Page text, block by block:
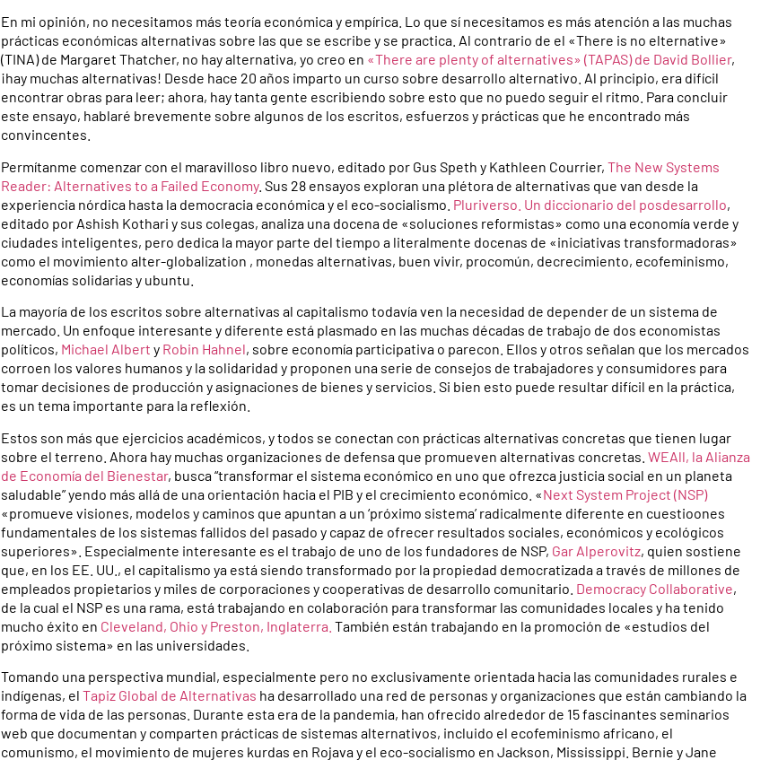
En mi opinión, no necesitamos más teoría económica y empírica. Lo que sí necesitamos es más atención a las muchas
prácticas económicas alternativas sobre las que se escribe y se practica. Al contrario de el «There is no elternative»
(TINA) de Margaret Thatcher, no hay alternativa, yo creo en «There are plenty of alternatives» (TAPAS) de David Bollier,
¡hay muchas alternativas! Desde hace 20 años imparto un curso sobre desarrollo alternativo. Al principio, era difícil
encontrar obras para leer; ahora, hay tanta gente escribiendo sobre esto que no puedo seguir el ritmo. Para concluir
este ensayo, hablaré brevemente sobre algunos de los escritos, esfuerzos y prácticas que he encontrado más
convincentes.
Permítanme comenzar con el maravilloso libro nuevo, editado por Gus Speth y Kathleen Courrier, The New Systems
Reader: Alternatives to a Failed Economy. Sus 28 ensayos exploran una plétora de alternativas que van desde la
experiencia nórdica hasta la democracia económica y el eco-socialismo. Pluriverso. Un diccionario del posdesarrollo,
editado por Ashish Kothari y sus colegas, analiza una docena de «soluciones reformistas» como una economía verde y
ciudades inteligentes, pero dedica la mayor parte del tiempo a literalmente docenas de «iniciativas transformadoras»
como el movimiento alter-globalization , monedas alternativas, buen vivir, procomún, decrecimiento, ecofeminismo,
economías solidarias y ubuntu.
La mayoría de los escritos sobre alternativas al capitalismo todavía ven la necesidad de depender de un sistema de
mercado. Un enfoque interesante y diferente está plasmado en las muchas décadas de trabajo de dos economistas
políticos, Michael Albert y Robin Hahnel, sobre economía participativa o parecon. Ellos y otros señalan que los mercados
corroen los valores humanos y la solidaridad y proponen una serie de consejos de trabajadores y consumidores para
tomar decisiones de producción y asignaciones de bienes y servicios. Si bien esto puede resultar difícil en la práctica,
es un tema importante para la reflexión.
Estos son más que ejercicios académicos, y todos se conectan con prácticas alternativas concretas que tienen lugar
sobre el terreno. Ahora hay muchas organizaciones de defensa que promueven alternativas concretas. WEAll, la Alianza
de Economía del Bienestar, busca “transformar el sistema económico en uno que ofrezca justicia social en un planeta
saludable” yendo más allá de una orientación hacia el PIB y el crecimiento económico. «Next System Project (NSP)
«promueve visiones, modelos y caminos que apuntan a un ‘próximo sistema’ radicalmente diferente en cuestioones
fundamentales de los sistemas fallidos del pasado y capaz de ofrecer resultados sociales, económicos y ecológicos
superiores». Especialmente interesante es el trabajo de uno de los fundadores de NSP, Gar Alperovitz, quien sostiene
que, en los EE. UU., el capitalismo ya está siendo transformado por la propiedad democratizada a través de millones de
empleados propietarios y miles de corporaciones y cooperativas de desarrollo comunitario. Democracy Collaborative,
de la cual el NSP es una rama, está trabajando en colaboración para transformar las comunidades locales y ha tenido
mucho éxito en Cleveland, Ohio y Preston, Inglaterra. También están trabajando en la promoción de «estudios del
próximo sistema» en las universidades.
Tomando una perspectiva mundial, especialmente pero no exclusivamente orientada hacia las comunidades rurales e
indígenas, el Tapiz Global de Alternativas ha desarrollado una red de personas y organizaciones que están cambiando la
forma de vida de las personas. Durante esta era de la pandemia, han ofrecido alrededor de 15 fascinantes seminarios
web que documentan y comparten prácticas de sistemas alternativos, incluido el ecofeminismo africano, el
comunismo, el movimiento de mujeres kurdas en Rojava y el eco-socialismo en Jackson, Mississippi. Bernie y Jane